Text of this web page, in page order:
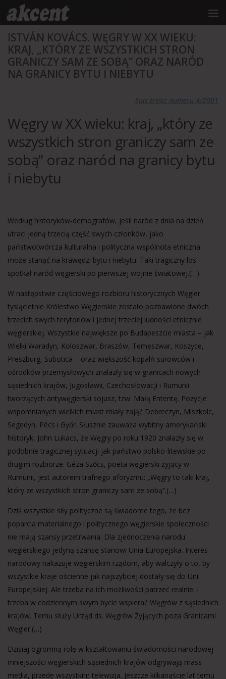
treści
Przejdź do treści
ISTVÁN KOVÁCS. WĘGRY W XX WIEKU:
KRAJ, „KTÓRY ZE WSZYSTKICH STRON
GRANICZY SAM ZE SOBĄ” ORAZ NARÓD
NA GRANICY BYTU I NIEBYTU
Spis treści numeru 4/2001
Węgry w XX wieku: kraj, „który ze
wszystkich stron graniczy sam ze
sobą” oraz naród na granicy bytu
i niebytu
Według historyków-demografów, jeśli naród z dnia na dzień
utraci jedną trzecią część swych członków, jako
państwotwórcza kulturalna i polityczna wspólnota etniczna
może stanąć na krawędzi bytu i niebytu. Taki tragiczny los
spotkał naród węgierski po pierwszej wojnie światowej.(…)
W następstwie częściowego rozbioru historycznych Węgier
tysiącletnie Królestwo Węgierskie zostało pozbawione dwóch
trzecich swych terytoriów i jednej trzeciej ludności etnicznie
węgierskiej. Wszystkie największe po Budapeszcie miasta – jak
Wielki Waradyn, Koloszwar, Braszów, Temeszwar, Koszyce,
Preszburg, Subotica – oraz większość kopalń surowców i
ośrodków przemysłowych znalazły się w granicach nowych
sąsiednich krajów, Jugosławii, Czechosłowacji i Rumunii
tworzących antywęgierski sojusz, tzw. Małą Ententę. Pozycje
wspomnianych wielkich miast miały zająć Debreczyn, Miszkolc,
Segedyn, Pécs i Győr. Słusznie zauważa wybitny amerykański
historyk, John Lukacs, że Węgry po roku 1920 znalazły się w
podobnie tragicznej sytuacji jak państwo polsko-litewskie po
drugim rozbiorze. Géza Szőcs, poeta węgierski żyjący w
Rumunii, jest autorem trafnego aforyzmu: „Węgry to taki kraj,
który ze wszystkich stron graniczy sam ze sobą”.(…)
Dziś wszystkie siły polityczne są świadome tego, że bez
poparcia materialnego i politycznego węgierskie społeczności
nie mają szansy przetrwania. Dla zjednoczenia narodu
węgierskiego jedyną szansę stanowi Unia Europejska. Interes
narodowy nakazuje węgierskim rządom, aby walczyły o to, by
wszystkie kraje ościenne jak najszybciej dostały się do Unii
Europejskiej. Ale trzeba na ich możliwości patrzeć realnie. I
trzeba w codziennym swym bycie wspierać Węgrów z sąsiednich
krajów. Temu służy Urząd ds. Węgrów Żyjących poza Granicami
Węgier.(…)
Dzisiaj ogromną rolę w kształtowaniu świadomości narodowej
mniejszości węgierskich sąsiednich krajów odgrywają mass
media, przede wszystkim telewizja. Jeszcze kilkanaście lat temu